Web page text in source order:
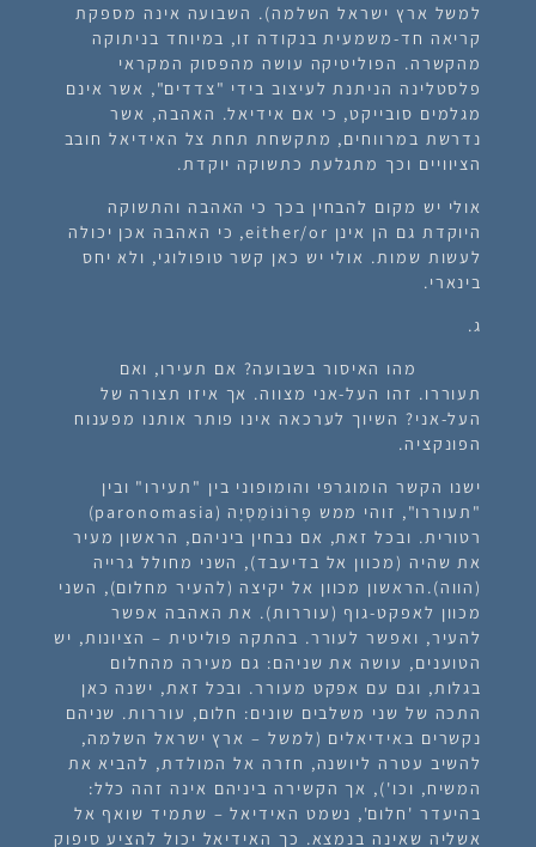
למשל ארץ ישראל השלמה). השבועה אינה מספקת
קריאה חד-משמעית בנקודה זו, במיוחד בניתוקה
מהקשרה. הפוליטיקה עושה מהפסוק המקראי
פלסטלינה הניתנת לעיצוב בידי "צדדים", אשר אינם
מגלמים סובייקט, כי אם אידיאל. האהבה, אשר
נדרשת במרווחים, מתקשחת תחת צל האידיאל חובב
הציוויים וכך מתגלעת כתשוקה יוקדת.
אולי יש מקום להבחין בכך כי האהבה והתשוקה
היוקדת גם הן אינן either/or, כי האהבה אכן יכולה
לעשות שמות. אולי יש כאן קשר טופולוגי, ולא יחס
בינארי.
ג.
מהו האיסור בשבועה? אם תעירו, ואם
תעוררו. זהו העל-אני מצווה. אך איזו תצורה של
העל-אני? השיוך לערכאה אינו פותר אותנו מפענוח
הפונקציה.
ישנו הקשר הומוגרפי והומופוני בין "תעירו" ובין
"תעוררו", זוהי ממש פָּרוֹנוֹמַסְיָה (paronomasia)
רטורית. ובכל זאת, אם נבחין ביניהם, הראשון מעיר
את שהיה (מכוון אל בדיעבד), השני מחולל גרייה
(הווה).הראשון מכוון אל יקיצה (להעיר מחלום), השני
מכוון לאפקט-גוף (עוררות). את האהבה אפשר
להעיר, ואפשר לעורר. בהתקה פוליטית – הציונות, יש
הטוענים, עושה את שניהם: גם מעירה מהחלום
בגלות, וגם עם אפקט מעורר. ובכל זאת, ישנה כאן
התכה של שני משלבים שונים: חלום, עוררות. שניהם
נקשרים באידיאלים (למשל – ארץ ישראל השלמה,
להשיב עטרה ליושנה, חזרה אל המולדת, להביא את
המשיח, וכו'), אך הקשירה ביניהם אינה זהה כלל:
בהיעדר 'חלום', נשמט האידיאל – שתמיד שואף אל
אשליה שאינה בנמצא. כך האידיאל יכול להציע סיפוק